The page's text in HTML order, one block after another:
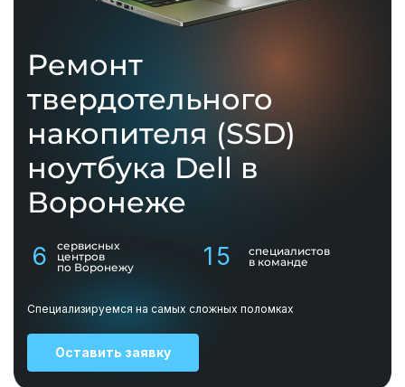
Ремонт
твердотельного
накопителя (SSD)
ноутбука Dell в
Воронеже
6
сервисных
центров
по Воронежу
15
специалистов
в команде
Специализируемся на самых сложных поломках
Оставить заявку